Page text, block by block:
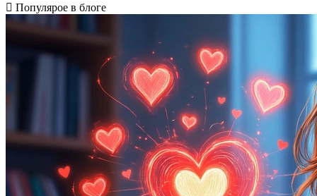
Популярое в блоге